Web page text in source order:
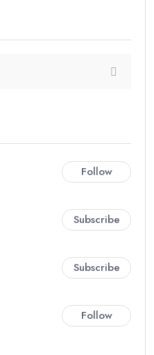
Follow
Subscribe
Subscribe
Follow